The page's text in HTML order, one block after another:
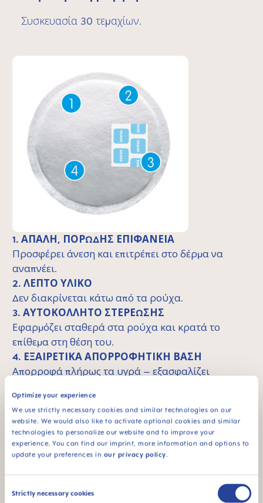
Optimize your experience
We use strictly necessary cookies and similar technologies on our
website. We would also like to activate optional cookies and similar
technologies to personalize our website and to improve your
experience. You can find our imprint, more information and options to
update your preferences in our privacy policy.
Consent
Strictly necessary cookies
Συσκευασία 30 τεμαχίων.
1. ΑΠΑΛΗ, ΠΟΡΩΔΗΣ ΕΠΙΦΑΝΕΙΑ
Προσφέρει άνεση και επιτρέπει στο δέρμα να
αναπνέει.
2. ΛΕΠΤΟ ΥΛΙΚΟ
Δεν διακρίνεται κάτω από τα ρούχα.
3. ΑΥΤΟΚΟΛΛΗΤΟ ΣΤΕΡΕΩΣΗΣ
Εφαρμόζει σταθερά στα ρούχα και κρατά το
επίθεμα στη θέση του.
4. ΕΞΑΙΡΕΤΙΚΑ ΑΠΟΡΡΟΦΗΤΙΚΗ ΒΑΣΗ
Απορροφά πλήρως τα υγρά – εξασφαλίζει
Skip MAM Means Quality Icon Bar
MAM σημαίνει ποιότητα